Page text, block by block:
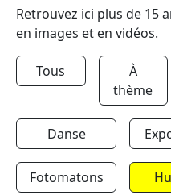
Retrouvez ici plus de 15
en images et en vidéos.
Tous
À
thème
Danse
Fotomatons